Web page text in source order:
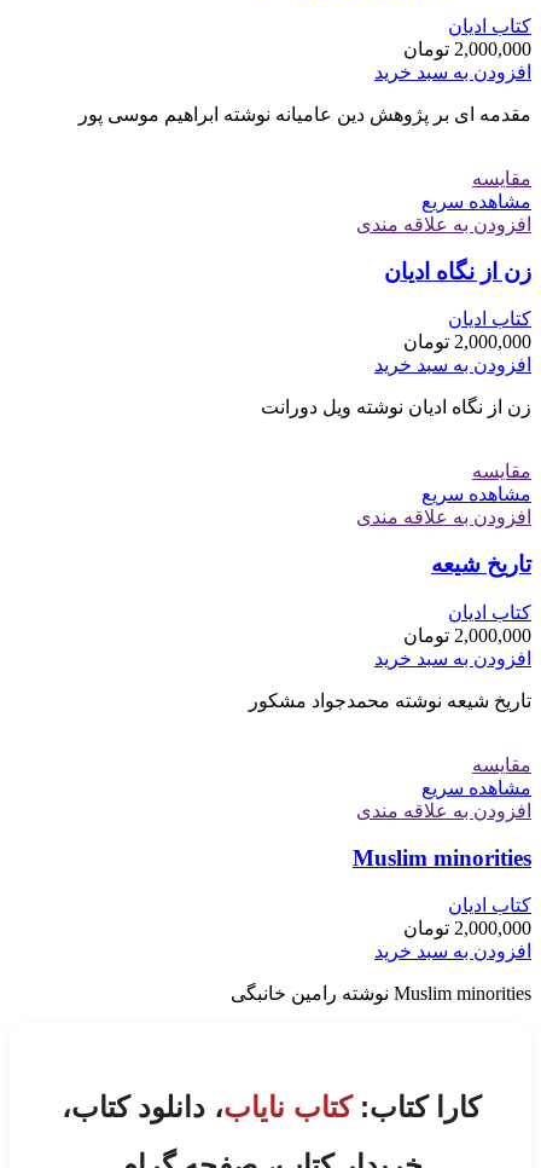
کتاب ادیان
2,000,000 تومان
افزودن به سبد خرید
مقدمه ای بر پژوهش دین عامیانه نوشته ابراهیم موسی پور
مقایسه
مشاهده سریع
افزودن به علاقه مندی
زن از نگاه ادیان
کتاب ادیان
2,000,000 تومان
افزودن به سبد خرید
زن از نگاه ادیان نوشته ویل دورانت
مقایسه
مشاهده سریع
افزودن به علاقه مندی
تاریخ شیعه
کتاب ادیان
2,000,000 تومان
افزودن به سبد خرید
تاریخ شیعه نوشته محمدجواد مشکور
مقایسه
مشاهده سریع
افزودن به علاقه مندی
Muslim minorities
کتاب ادیان
2,000,000 تومان
افزودن به سبد خرید
Muslim minorities نوشته رامین خانبگی
کارا کتاب:کتاب نایاب، دانلود کتاب،